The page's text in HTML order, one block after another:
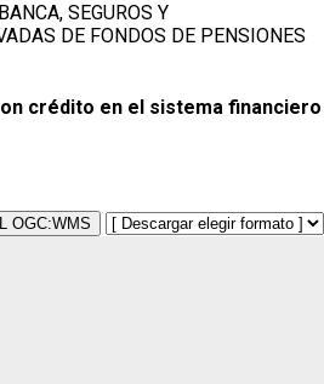
SEGUROS Y
DE FONDOS DE PENSIONES
crédito en el sistema financiero
OGC:WMS